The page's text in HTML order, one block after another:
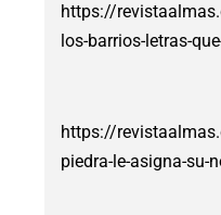
https://
los-barrios-letras-
https://
piedra-le-asigna-su-